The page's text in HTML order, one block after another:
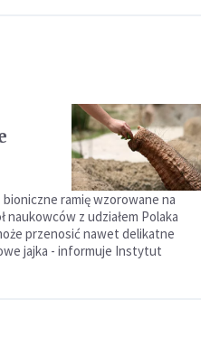
ramię wzorowane na
naukowców z udziałem Polaka
przenosić nawet delikatne
jajka - informuje Instytut